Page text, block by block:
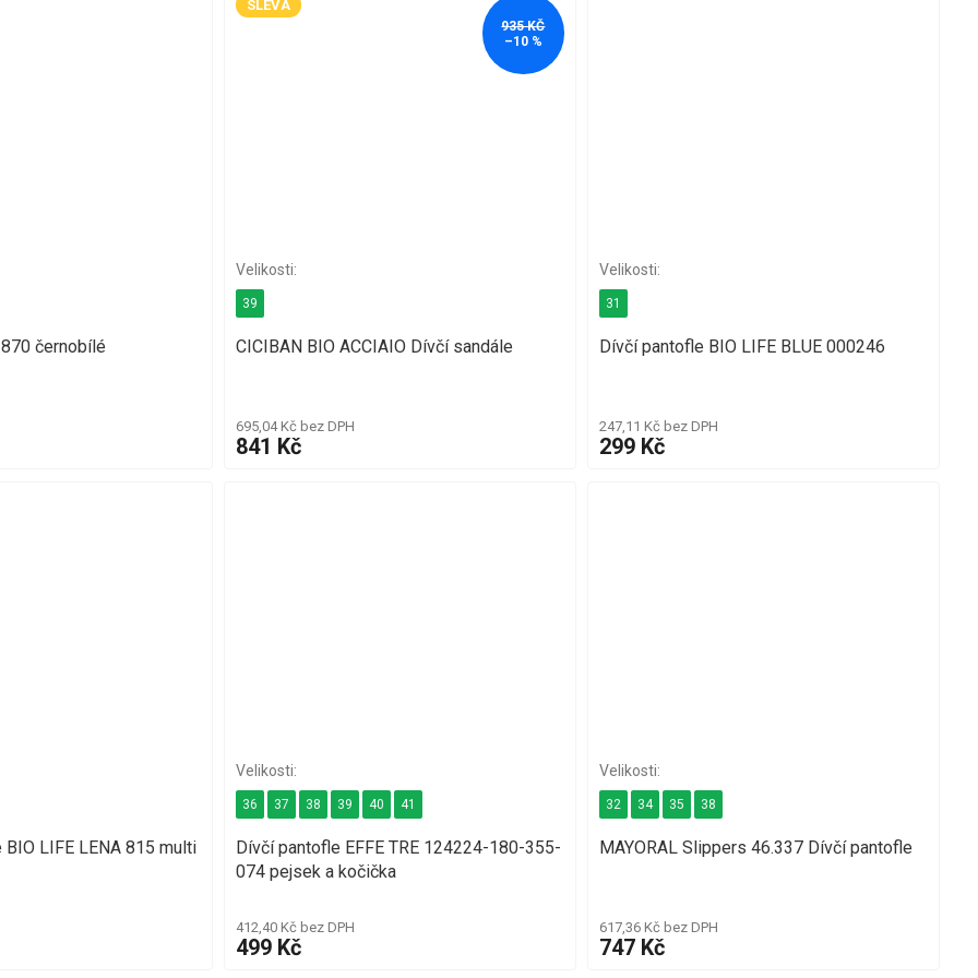
černobílé
SLEVA
935 KČ
–10 %
CICIBAN BIO ACCIAIO Dívčí sandále
695,04 Kč bez DPH
841 Kč
39
Dívčí pantofle BIO LIFE BLUE 000246
247,11 Kč bez DPH
299 Kč
31
LIFE LENA 815 multi
Dívčí pantofle EFFE TRE 124224-180-355-
074 pejsek a kočička
412,40 Kč bez DPH
499 Kč
36 37 38 39 40 41
MAYORAL Slippers 46.337 Dívčí pantofle
617,36 Kč bez DPH
747 Kč
32 34 35 38